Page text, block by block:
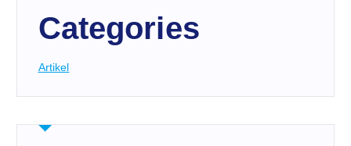
Categories
Artikel